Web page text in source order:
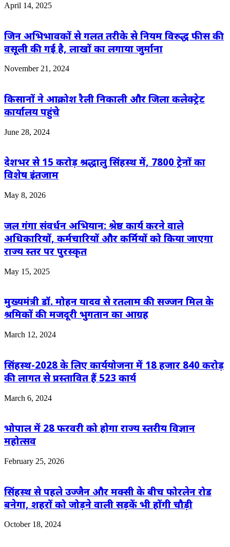
April 14, 2025
जिन अभिभावकों से गलत तरीके से नियम विरुद्ध फीस की
वसूली की गई है, लाखों का लगाया जुर्माना
November 21, 2024
किसानों ने आक्रोश रैली निकाली और जिला कलेक्ट्रेट
कार्यालय पहुंचे
June 28, 2024
देशभर से 15 करोड़ श्रद्धालु सिंहस्थ में, 7800 ट्रेनों का
विशेष इंतजाम
May 8, 2026
जल गंगा संवर्धन अभियान: श्रेष्ठ कार्य करने वाले
अधिकारियों, कर्मचारियों और कर्मियों को किया जाएगा
राज्य स्तर पर पुरस्कृत
May 15, 2025
मुख्यमंत्री डॉ. मोहन यादव से रतलाम की सज्जन मिल के
श्रमिकों की मजदूरी भुगतान का आग्रह
March 12, 2024
सिंहस्थ-2028 के लिए कार्ययोजना में 18 हजार 840 करोड़
की लागत से प्रस्तावित हैं 523 कार्य
March 6, 2024
भोपाल में 28 फरवरी को होगा राज्य स्तरीय विज्ञान
महोत्सव
February 25, 2026
सिंहस्थ से पहले उज्जैन और मक्सी के बीच फोरलेन रोड
बनेगा, शहरों को जोड़ने वाली सड़कें भी होंगी चौड़ी
October 18, 2024